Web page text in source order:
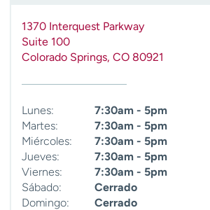
1370 Interquest Parkway
Suite 100
Colorado Springs, CO 80921
Lunes:
7:30am - 5pm
Martes:
7:30am - 5pm
Miércoles:
7:30am - 5pm
Jueves:
7:30am - 5pm
Viernes:
7:30am - 5pm
Sábado:
Cerrado
Domingo:
Cerrado